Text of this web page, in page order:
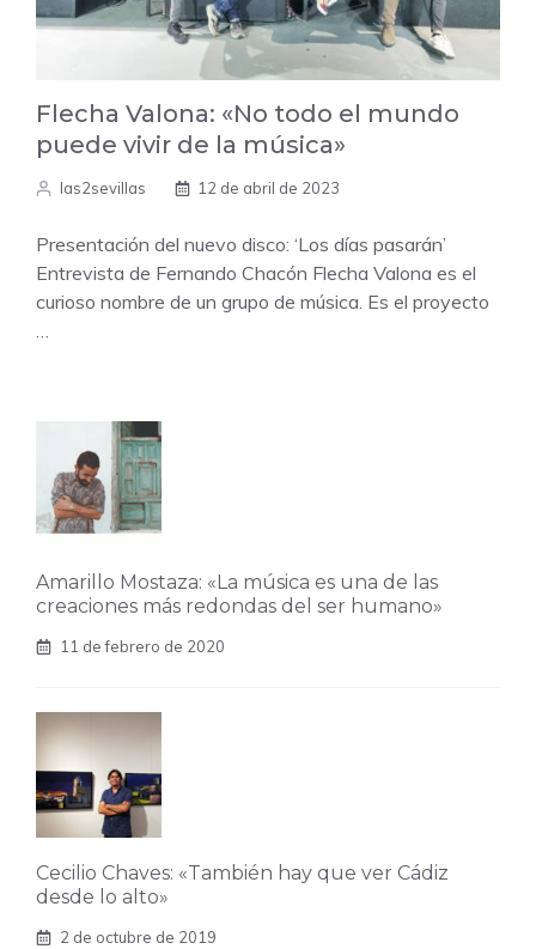
Flecha Valona: «No todo el mundo
puede vivir de la música»
las2sevillas 12 de abril de 2023
Presentación del nuevo disco: ‘Los días pasarán’
Entrevista de Fernando Chacón Flecha Valona es el
curioso nombre de un grupo de música. Es el proyecto
Amarillo Mostaza: «La música es una de las
creaciones más redondas del ser humano»
11 de febrero de 2020
Cecilio Chaves: «También hay que ver Cádiz
desde lo alto»
2 de octubre de 2019